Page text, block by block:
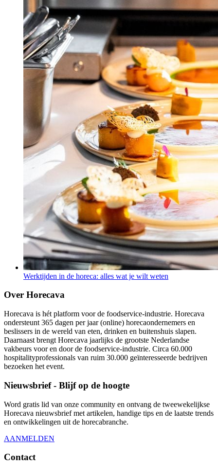
Werktijden in de horeca: alles wat je wilt weten
Over Horecava
Horecava is hét platform voor de foodservice-industrie. Horecava
ondersteunt 365 dagen per jaar (online) horecaondernemers en
beslissers in de wereld van eten, drinken en buitenshuis slapen.
Daarnaast brengt Horecava jaarlijks de grootste Nederlandse
vakbeurs voor en door de foodservice-industrie. Circa 60.000
hospitalityprofessionals van ruim 30.000 geïnteresseerde bedrijven
bezoeken het event.
Nieuwsbrief - Blijf op de hoogte
Word gratis lid van onze community en ontvang de tweewekelijkse
Horecava nieuwsbrief met artikelen, handige tips en de laatste trends
en ontwikkelingen uit de horecabranche.
AANMELDEN
Contact